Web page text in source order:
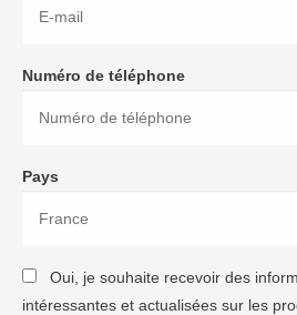
Numéro de téléphone
Pays
Oui, je souhaite recevoir des
intéressantes et actualisées sur les